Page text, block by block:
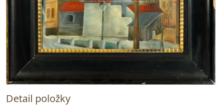
Detail položky